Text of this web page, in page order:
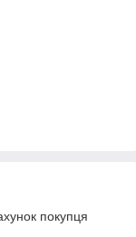
покупця